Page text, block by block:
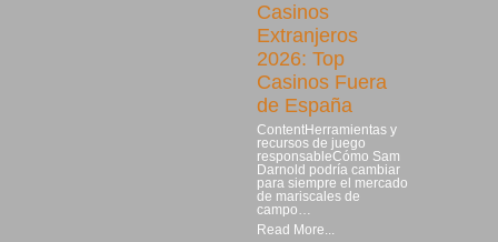
Casinos
Extranjeros
2026: Top
Casinos Fuera
de España
ContentHerramientas y
recursos de juego
responsableCómo Sam
Darnold podría cambiar
para siempre el mercado
de mariscales de
campo…
Read More...